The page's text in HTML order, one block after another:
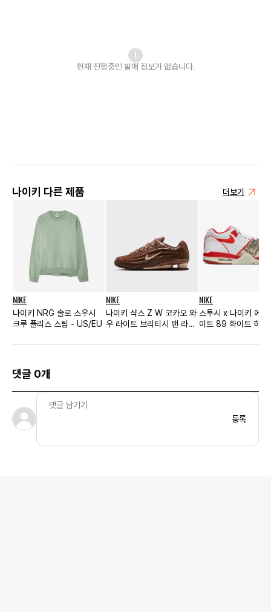
현재 진행중인 발매 정보가 없습니다.
나이키 다른 제품 더보기
NIKE
나이키 NRG 솔로 스우시
크루 플리스 스팀 - US/EU
NIKE
나이키 샥스 Z W 코카오 와
우 라이트 브리티시 탠 라이
NIKE
스투시 x 나이키 에어
이트 89 화이트 하바
댓글 0개
등록